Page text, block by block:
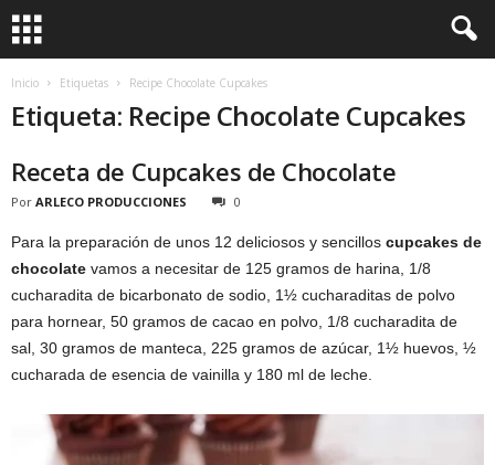
Inicio Etiquetas Recipe Chocolate Cupcakes
Etiqueta: Recipe Chocolate Cupcakes
Receta de Cupcakes de Chocolate
Por ARLECO PRODUCCIONES 0
Para la preparación de unos 12 deliciosos y sencillos cupcakes de
chocolate vamos a necesitar de 125 gramos de harina, 1/8
cucharadita de bicarbonato de sodio, 1½ cucharaditas de polvo
para hornear, 50 gramos de cacao en polvo, 1/8 cucharadita de
sal, 30 gramos de manteca, 225 gramos de azúcar, 1½ huevos, ½
cucharada de esencia de vainilla y 180 ml de leche.